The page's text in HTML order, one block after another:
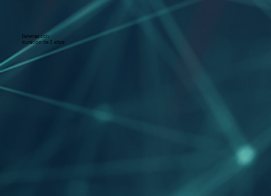
Baterías con
duraciónde 3 años